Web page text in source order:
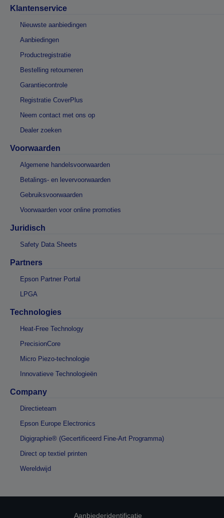
Klantenservice
Nieuwste aanbiedingen
Aanbiedingen
Productregistratie
Bestelling retourneren
Garantiecontrole
Registratie CoverPlus
Neem contact met ons op
Dealer zoeken
Voorwaarden
Algemene handelsvoorwaarden
Betalings- en levervoorwaarden
Gebruiksvoorwaarden
Voorwaarden voor online promoties
Juridisch
Safety Data Sheets
Partners
Epson Partner Portal
LPGA
Technologies
Heat-Free Technology
PrecisionCore
Micro Piezo-technologie
Innovatieve Technologieën
Company
Directieteam
Epson Europe Electronics
Digigraphie® (Gecertificeerd Fine-Art Programma)
Direct op textiel printen
Wereldwijd
Aanbiederidentificatie